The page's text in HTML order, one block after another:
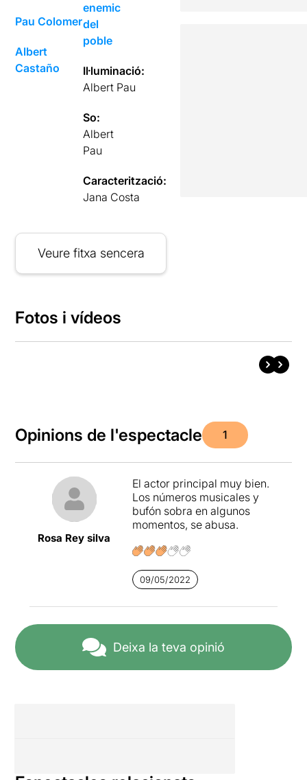
Pau Colomer
Albert
Castaño
enemic
del
poble
Il·luminació:
Albert Pau
So:
Albert
Pau
Caracterització:
Jana Costa
Veure fitxa sencera
Fotos i vídeos
Opinions de l'espectacle 1
Rosa Rey silva
El actor principal muy bien.
Los números musicales y
bufón sobra en algunos
momentos, se abusa.
09/05/2022
Deixa la teva opinió